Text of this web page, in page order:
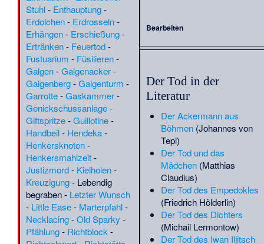
Angelo Hesnard
Jarvis·Ann Richards·Anna
Anne Greene · Annette
Wehrmann·Annibale
Fontana·Anthropologia
Helvetica·Antoine Arnauld·
Antoine de Pas· Antoku·
Anton Paul Brüning
Neri (Priester)·Antonio da
·Antônio Carlos
Konder Reis·Arbeitslager
Blechhammer·Arkadi Iljitsch
Ostaschew·Armand Lévy·
Armando Calderón Sol·
Armin D. Lehmann·Arnold
Rakers
·Aron Borissowitsch
Stuhl- Enthauptung-
Erdolchen- Erdrosseln-
Erhängen- Erschießung-
Ertränken- Feuertod-
Fustuarium - Füsilieren-
Galgen-Galgenacker-
Galgenberg-Galgenturm -
Garrotte-Gaskammer-
Genickschussanlage-
Giftspritze-Guillotine-
Handbeil- Hendeka-
Henkersknoten-
Henkersmahlzeit-
Justizmord- Kielholen-
Kreuzigung- Lebendig
begraben- Letzter Wunsch
- Little Ease- Marterpfahl-
Necklacing-Old Sparky -
Pfählung- Richtblock -
Bearbeiten
Der Tod in der
Literatur
Der Ackermann aus
Böhmen(Johannes von
Tepl)
Der Tod und das
Mädchen(Matthias
Claudius)
Der Tod des Empedokles
(Friedrich Hölderlin)
Der Tod des Dichters
(Michail Lermontow)
Der Tod des Iwan Iljitsch